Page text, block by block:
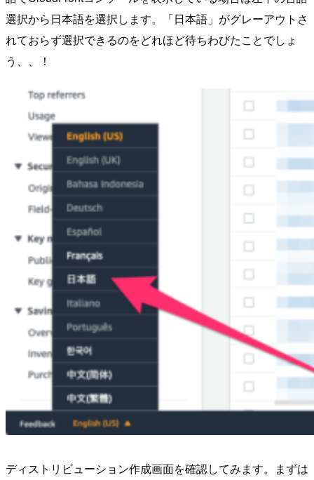
選択から日本語を選択します。「日本語」がグレーアウトさ
れておらず選択できるのをどれほど待ちわびたことでしょ
う、、！
ディストリビューション作成画面を確認してみます。まずは